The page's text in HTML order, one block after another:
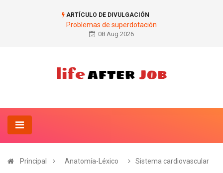
ARTÍCULO DE DIVULGACIÓN
Problemas de superdotación
08 Aug 2026
Principal Anatomía-Léxico Sistema cardiovascular